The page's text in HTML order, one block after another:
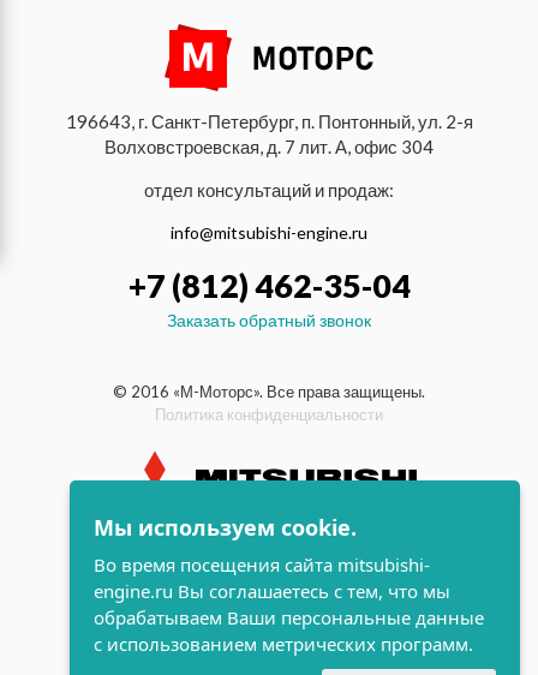
196643, г. Санкт-Петербург, п. Понтонный, ул. 2-я
Волховстроевская, д. 7 лит. А, офис 304
отдел консультаций и продаж:
info@mitsubishi-engine.ru
+7 (812) 462-35-04
Заказать обратный звонок
© 2016 «М-Моторс». Все права защищены.
Политика конфиденциальности
индустриальные и морские
дизельные двигатели Mitsubishi
разработка сайта
Мы используем cookie.
Во время посещения сайта mitsubishi-
engine.ru Вы соглашаетесь с тем, что мы
обрабатываем Ваши персональные данные
с использованием метрических программ.